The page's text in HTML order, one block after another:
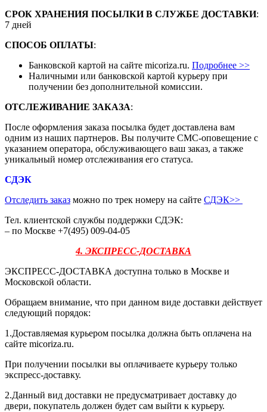
СРОК ХРАНЕНИЯ ПОСЫЛКИ В СЛУЖБЕ ДОСТАВКИ:
7 дней
СПОСОБ ОПЛАТЫ:
Банковской картой на сайте micoriza.ru. Подробнее >>
Наличными или банковской картой курьеру при
получении без дополнительной комиссии.
ОТСЛЕЖИВАНИЕ ЗАКАЗА:
После оформления заказа посылка будет доставлена вам
одним из наших партнеров. Вы получите СМС-оповещение с
указанием оператора, обслуживающего ваш заказ, а также
уникальный номер отслеживания его статуса.
СДЭК
Отследить заказ можно по трек номеру на сайте СДЭК>>
Тел. клиентской службы поддержки СДЭК:
– по Москве +7(495) 009-04-05
4. ЭКСПРЕСС-ДОСТАВКА
ЭКСПРЕСС-ДОСТАВКА доступна только в Москве и
Московской области.
Обращаем внимание, что при данном виде доставки действует
следующий порядок:
1.Доставляемая курьером посылка должна быть оплачена на
сайте micoriza.ru.
При получении посылки вы оплачиваете курьеру только
экспресс-доставку.
2.Данный вид доставки не предусматривает доставку до
двери, покупатель должен будет сам выйти к курьеру.